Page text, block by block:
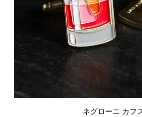
ネグローニ カフ